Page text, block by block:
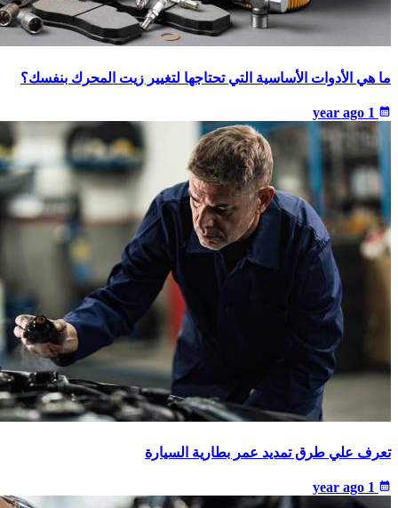
ما هي الأدوات الأساسية التي تحتاجها لتغيير زيت المحرك بنفسك؟
calendar_month
تعرف علي طرق تمديد عمر بطارية السيارة
calendar_month